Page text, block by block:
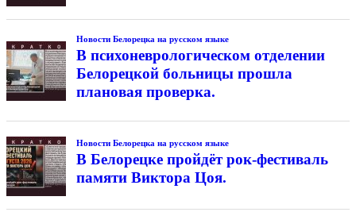
Новости Белорецка на русском языке
В психоневрологическом отделении
Белорецкой больницы прошла
плановая проверка.
Новости Белорецка на русском языке
В Белорецке пройдёт рок-фестиваль
памяти Виктора Цоя.